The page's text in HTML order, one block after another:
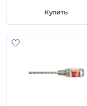
Купить